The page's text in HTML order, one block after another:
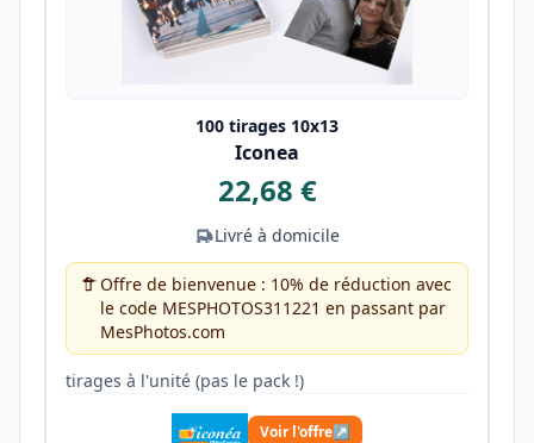
100 tirages 10x13
Iconea
22,68 €
Livré à domicile
Offre de bienvenue : 10% de réduction avec
le code MESPHOTOS311221 en passant par
MesPhotos.com
tirages à l'unité (pas le pack !)
Voir l'offre↗